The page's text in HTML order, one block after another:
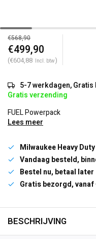
€568,90
€499,90
(€604,88 Incl. btw)
5-7 werkdagen, Gratis
Gratis verzending
FUEL Powerpack
Lees meer
Milwaukee Heavy
Vandaag besteld,
Bestel nu, betaal later
Gratis bezorgd, vanaf
BESCHRIJVING